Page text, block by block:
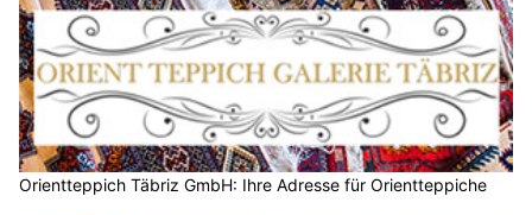
Orientteppich Täbriz GmbH: Ihre Adresse für Orientteppiche